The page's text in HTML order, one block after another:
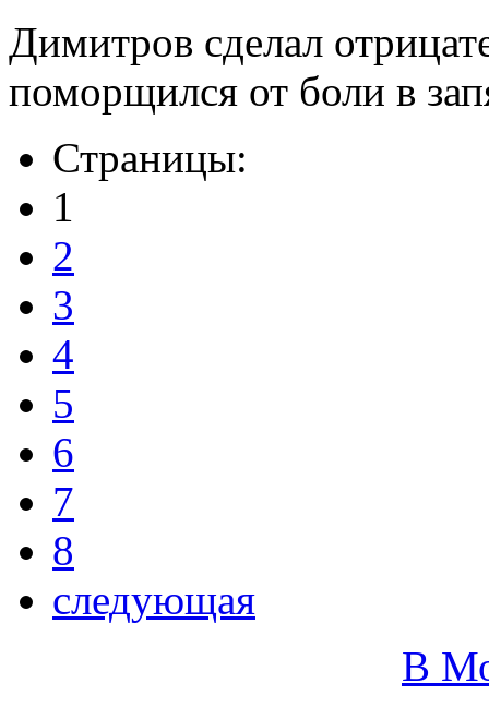
Димитров сделал
поморщился от боли в
Страницы:
1
2
3
4
5
6
7
8
следующая
В